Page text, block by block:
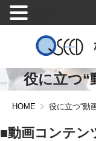
役に立つ“
HOME 役に立つ“動
■動画コンテン